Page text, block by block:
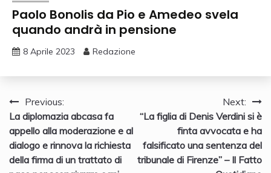
Paolo Bonolis da Pio e Amedeo svela
quando andrà in pensione
8 Aprile 2023 Redazione
Navigazione
articoli
Previous:
La diplomazia abcasa fa
appello alla moderazione e al
dialogo e rinnova la richiesta
della firma di un trattato di
Next:
“La figlia di Denis Verdini si è
finta avvocata e ha
falsificato una sentenza del
tribunale di Firenze” – Il Fatto